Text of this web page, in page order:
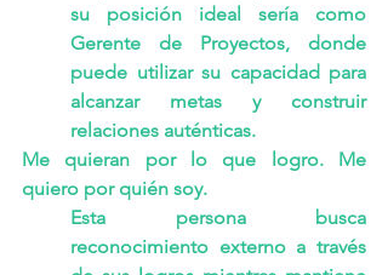
su posición ideal sería como
Gerente de Proyectos, donde
puede utilizar su capacidad para
alcanzar metas y construir
relaciones auténticas.
Me quieran por lo que logro. Me
quiero por quién soy.
Esta persona busca
reconocimiento externo a través